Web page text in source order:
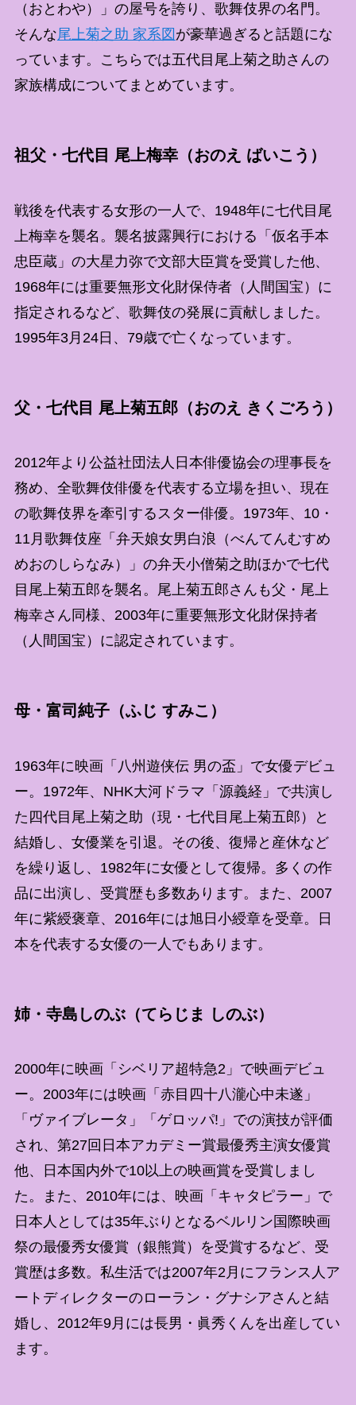
（おとわや）」の屋号を誇り、歌舞伎界の名門。
そんな尾上菊之助 家系図 が豪華過ぎると話題にな
っています。こちらでは五代目尾上菊之助さんの
家族構成についてまとめています。
祖父・七代目 尾上梅幸（おのえ ばいこう）
戦後を代表する女形の一人で、1948年に七代目尾
上梅幸を襲名。襲名披露興行における「仮名手本
忠臣蔵」の大星力弥で文部大臣賞を受賞した他、
1968年には重要無形文化財保侍者（人間国宝）に
指定されるなど、歌舞伎の発展に貢献しました。
1995年3月24日、79歳で亡くなっています。
父・七代目 尾上菊五郎（おのえ きくごろう）
2012年より公益社団法人日本俳優協会の理事長を
務め、全歌舞伎俳優を代表する立場を担い、現在
の歌舞伎界を牽引するスター俳優。1973年、10・
11月歌舞伎座「弁天娘女男白浪（べんてんむすめ
めおのしらなみ）」の弁天小僧菊之助ほかで七代
目尾上菊五郎を襲名。尾上菊五郎さんも父・尾上
梅幸さん同様、2003年に重要無形文化財保持者
（人間国宝）に認定されています。
母・富司純子（ふじ すみこ）
1963年に映画「八州遊侠伝 男の盃」で女優デビュ
ー。1972年、NHK大河ドラマ「源義経」で共演し
た四代目尾上菊之助（現・七代目尾上菊五郎）と
結婚し、女優業を引退。その後、復帰と産休など
を繰り返し、1982年に女優として復帰。多くの作
品に出演し、受賞歴も多数あります。また、2007
年に紫綬褒章、2016年には旭日小綬章を受章。日
本を代表する女優の一人でもあります。
姉・寺島しのぶ（てらじま しのぶ）
2000年に映画「シベリア超特急2」で映画デビュ
ー。2003年には映画「赤目四十八瀧心中未遂」
「ヴァイブレータ」「ゲロッパ!」での演技が評価
され、第27回日本アカデミー賞最優秀主演女優賞
他、日本国内外で10以上の映画賞を受賞しまし
た。また、2010年には、映画「キャタピラー」で
日本人としては35年ぶりとなるベルリン国際映画
祭の最優秀女優賞（銀熊賞）を受賞するなど、受
賞歴は多数。私生活では2007年2月にフランス人ア
ートディレクターのローラン・グナシアさんと結
婚し、2012年9月には長男・眞秀くんを出産してい
ます。